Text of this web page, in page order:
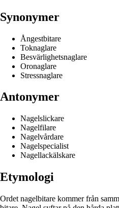
Synonymer
Ångestbitare
Toknaglare
Besvärlighetsnaglare
Oronaglare
Stressnaglare
Antonymer
Nagelslickare
Nagelfilare
Nagelvårdare
Nagelspecialist
Nagellackälskare
Etymologi
Ordet nagelbitare kommer från